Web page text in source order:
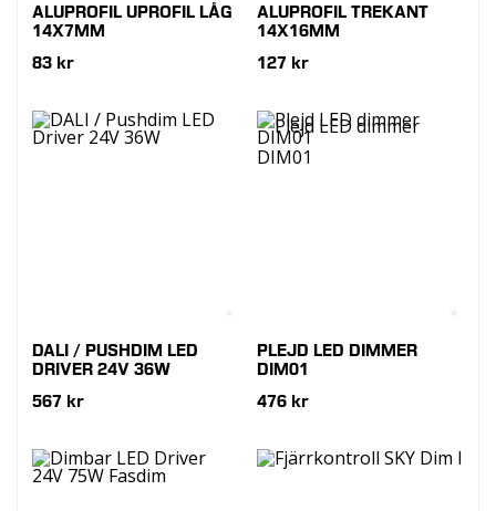
ALUPROFIL UPROFIL LÅG
14X7MM
83 kr
ALUPROFIL TREKANT
14X16MM
127 kr
DALI / PUSHDIM LED
DRIVER 24V 36W
567 kr
PLEJD LED DIMMER
DIM01
476 kr